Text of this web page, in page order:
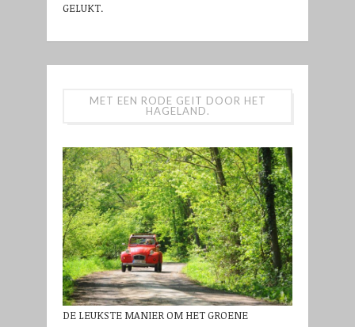
GELUKT.
MET EEN RODE GEIT DOOR HET
HAGELAND.
DE LEUKSTE MANIER OM HET GROENE